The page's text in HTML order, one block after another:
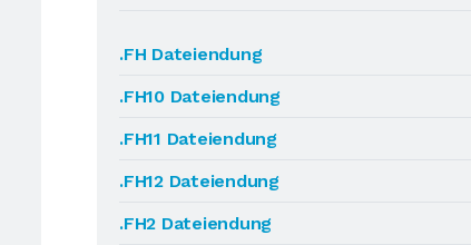
.FH Dateiendung
.FH10 Dateiendung
.FH11 Dateiendung
.FH12 Dateiendung
.FH2 Dateiendung